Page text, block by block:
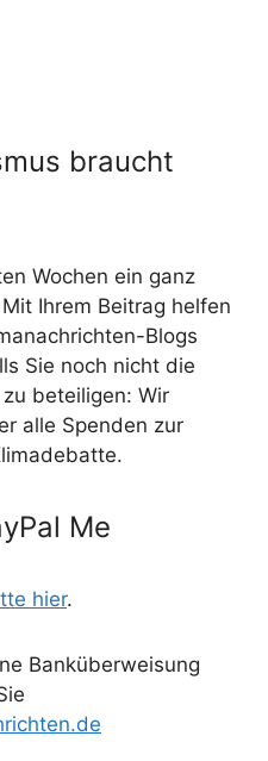
braucht
Wochen ein ganz
Ihrem Beitrag helfen
Blogs
Sie noch nicht die
beteiligen: Wir
alle Spenden zur
Me
hier.
Banküberweisung